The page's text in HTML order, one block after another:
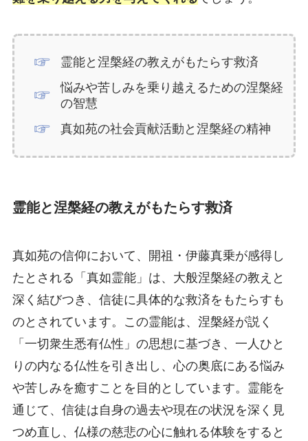
霊能と涅槃経の教えがもたらす救済
悩みや苦しみを乗り越えるための涅槃経
の智慧
真如苑の社会貢献活動と涅槃経の精神
霊能と涅槃経の教えがもたらす救済
真如苑の信仰において、開祖・伊藤真乗が感得し
たとされる「真如霊能」は、大般涅槃経の教えと
深く結びつき、信徒に具体的な救済をもたらすも
のとされています。この霊能は、涅槃経が説く
「一切衆生悉有仏性」の思想に基づき、一人ひと
りの内なる仏性を引き出し、心の奥底にある悩み
や苦しみを癒すことを目的としています。霊能を
通じて、信徒は自身の過去や現在の状況を深く見
つめ直し、仏様の慈悲の心に触れる体験をすると